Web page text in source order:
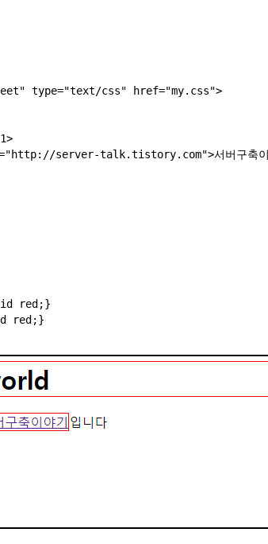
type="text/css" href="my.css">
server-talk.tistory.com">서버구축이
red;}